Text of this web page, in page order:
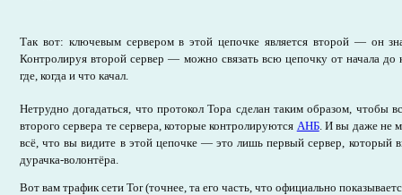
Так вот: ключевым сервером в этой цепочке является второй — он
Контролируя второй сервер — можно связать всю цепочку от начала
где, когда и что качал.
Нетрудно догадаться, что протокол Тора сделан таким образом, чтобы
второго сервера те сервера, которые контролируются АНБ. И вы даже не
всё, что вы видите в этой цепочке — это лишь первый сервер, который
дурачка-волонтёра.
Вот вам трафик сети Тоr (точнее, та его часть, что официально